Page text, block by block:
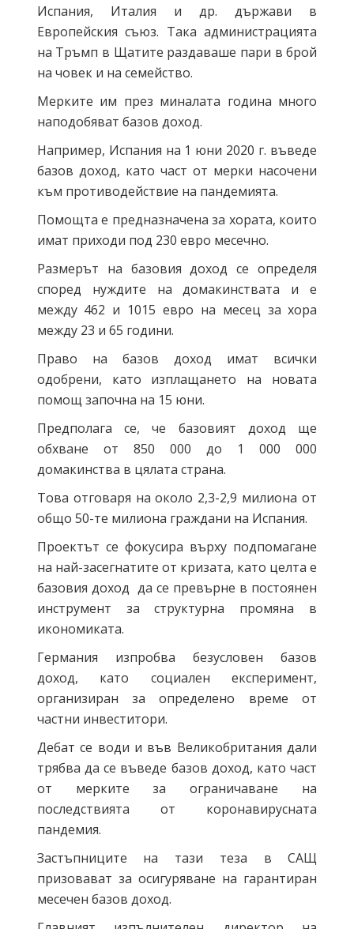
Испания, Италия и др. държави в
Европейския съюз. Така администрацията
на Тръмп в Щатите раздаваше пари в брой
на човек и на семейство.
Мерките им през миналата година много
наподобяват базов доход.
Например, Испания на 1 юни 2020 г. въведе
базов доход, като част от мерки насочени
към противодействие на пандемията.
Помощта е предназначена за хората, които
имат приходи под 230 евро месечно.
Размерът на базовия доход се определя
според нуждите на домакинствата и е
между 462 и 1015 евро на месец за хора
между 23 и 65 години.
Право на базов доход имат всички
одобрени, като изплащането на новата
помощ започна на 15 юни.
Предполага се, че базовият доход ще
обхване от 850 000 до 1 000 000
домакинства в цялата страна.
Това отговаря на около 2,3-2,9 милиона от
общо 50-те милиона граждани на Испания.
Проектът се фокусира върху подпомагане
на най-засегнатите от кризата, като целта е
базовия доход да се превърне в постоянен
инструмент за структурна промяна в
икономиката.
Германия изпробва безусловен базов
доход, като социален експеримент,
организиран за определено време от
частни инвеститори.
Дебат се води и във Великобритания дали
трябва да се въведе базов доход, като част
от мерките за ограничаване на
последствията от коронавирусната
пандемия.
Застъпниците на тази теза в САЩ
призовават за осигуряване на гарантиран
месечен базов доход.